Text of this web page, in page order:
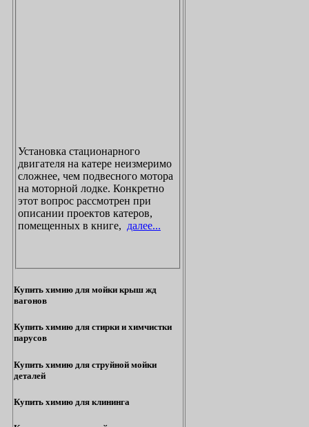
Установка стационарного
двигателя на катере неизмеримо
сложнее, чем подвесного мотора
на моторной лодке. Конкретно
этот вопрос рассмотрен при
описании проектов катеров,
помещенных в книге, далее...
Купить химию для мойки крыш жд
вагонов
Купить химию для стирки и химчистки
парусов
Купить химию для струйной мойки
деталей
Купить химию для клининга